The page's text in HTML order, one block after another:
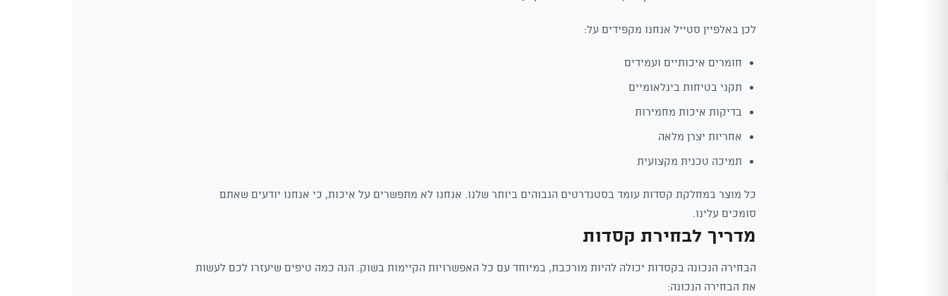
לכן באלפיין סטייל אנחנו מקפידים על:
חומרים איכותיים ועמידים
תקני בטיחות בינלאומיים
בדיקות איכות מחמירות
אחריות יצרן מלאה
תמיכה טכנית מקצועית
כל מוצר במחלקת קסדות עומד בסטנדרטים הגבוהים ביותר שלנו. אנחנו לא מתפשרים על איכות, כי אנחנו יודעים שאתם
סומכים עלינו.
מדריך לבחירת קסדות
הבחירה הנכונה בקסדות יכולה להיות מורכבת, במיוחד עם כל האפשרויות הקיימות בשוק. הנה כמה טיפים שיעזרו לכם לעשות
את הבחירה הנכונה: